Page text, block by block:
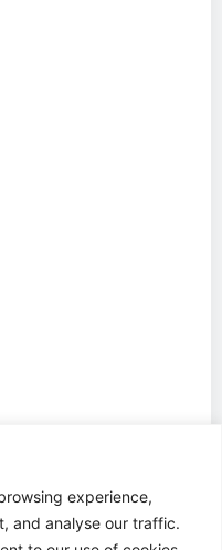
experience,
and analyse our traffic.